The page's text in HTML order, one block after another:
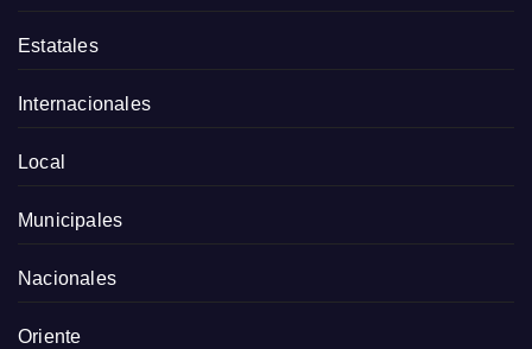
Estatales
Internacionales
Local
Municipales
Nacionales
Oriente